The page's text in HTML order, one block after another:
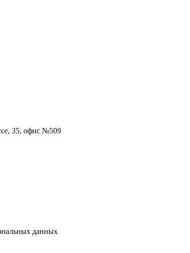
35, офис №509
данных